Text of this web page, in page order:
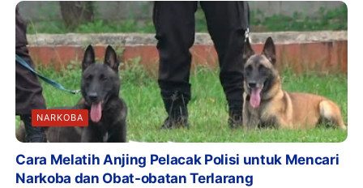
NARKOBA
Cara Melatih Anjing Pelacak Polisi untuk Mencari
Narkoba dan Obat-obatan Terlarang